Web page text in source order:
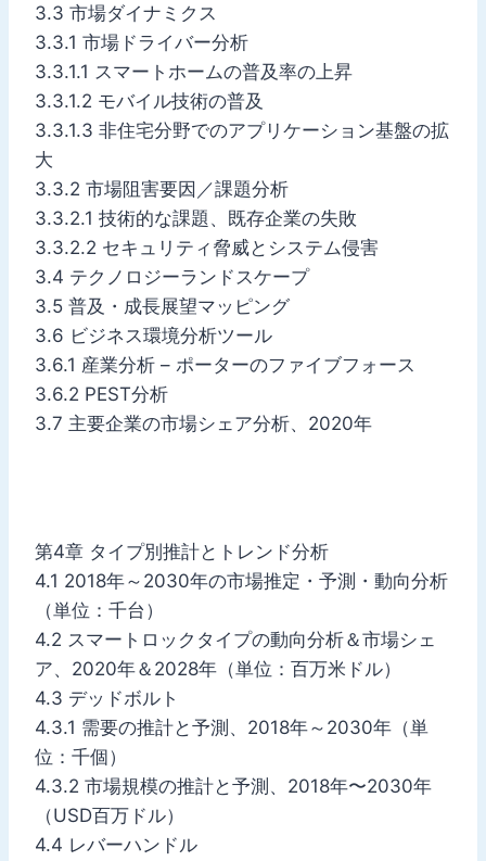
3.3 市場ダイナミクス
3.3.1 市場ドライバー分析
3.3.1.1 スマートホームの普及率の上昇
3.3.1.2 モバイル技術の普及
3.3.1.3 非住宅分野でのアプリケーション基盤の拡
大
3.3.2 市場阻害要因／課題分析
3.3.2.1 技術的な課題、既存企業の失敗
3.3.2.2 セキュリティ脅威とシステム侵害
3.4 テクノロジーランドスケープ
3.5 普及・成長展望マッピング
3.6 ビジネス環境分析ツール
3.6.1 産業分析 – ポーターのファイブフォース
3.6.2 PEST分析
3.7 主要企業の市場シェア分析、2020年
第4章 タイプ別推計とトレンド分析
4.1 2018年～2030年の市場推定・予測・動向分析
（単位：千台）
4.2 スマートロックタイプの動向分析＆市場シェ
ア、2020年＆2028年（単位：百万米ドル）
4.3 デッドボルト
4.3.1 需要の推計と予測、2018年～2030年（単
位：千個）
4.3.2 市場規模の推計と予測、2018年〜2030年
（USD百万ドル）
4.4 レバーハンドル